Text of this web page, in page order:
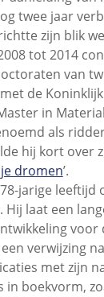
twee jaar
zijn blik
tot 2014
van
de
in
als
hij kort over
dromen’.
jarige leeftijd
laat een
voor
verwijzing
met zijn
in boekvorm,